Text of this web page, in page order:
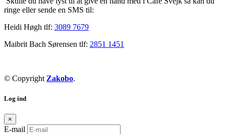
ringe eller sende en SMS til:
Heidi Høgh tlf: 3089 7679
Maibrit Bach Sørensen tlf: 2851 1451
© Copyright Zakobo.
Log ind
×
E-mail